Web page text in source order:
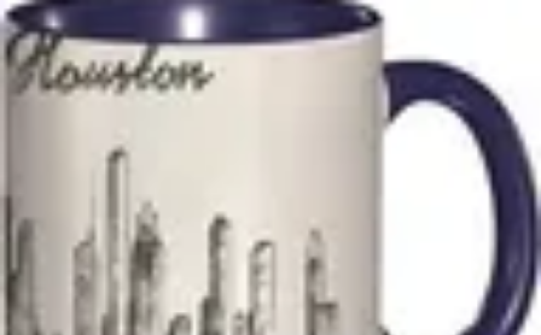
Destination Parfaite
Conseils de voyageConseils pratiquesPlanification de
voyageDécouverteVoyage Urbain